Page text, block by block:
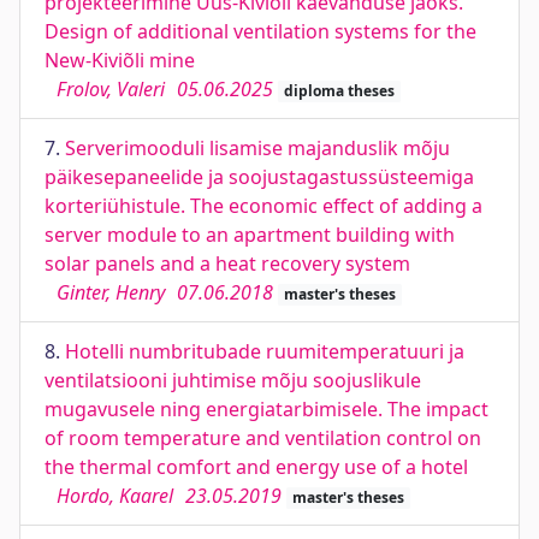
Design of additional ventilation systems for the
New-Kiviõli mine
Frolov, Valeri 05.06.2025 diploma theses
7. Serverimooduli lisamise majanduslik mõju
päikesepaneelide ja soojustagastussüsteemiga
korteriühistule. The economic effect of adding a
server module to an apartment building with
solar panels and a heat recovery system
Ginter, Henry 07.06.2018 master's theses
8. Hotelli numbritubade ruumitemperatuuri ja
ventilatsiooni juhtimise mõju soojuslikule
mugavusele ning energiatarbimisele. The impact
of room temperature and ventilation control on
the thermal comfort and energy use of a hotel
Hordo, Kaarel 23.05.2019 master's theses